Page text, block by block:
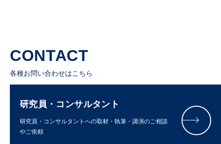
CONTACT
各種お問い合わせはこちら
研究員・コンサルタント
研究員・コンサルタントへの取材・執筆・講演のご相談
やご依頼